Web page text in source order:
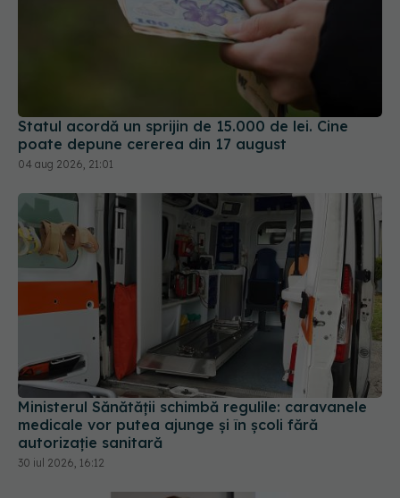
Statul acordă un sprijin de 15.000 de lei. Cine
poate depune cererea din 17 august
04 aug 2026, 21:01
Ministerul Sănătății schimbă regulile: caravanele
medicale vor putea ajunge și în școli fără
autorizație sanitară
30 iul 2026, 16:12